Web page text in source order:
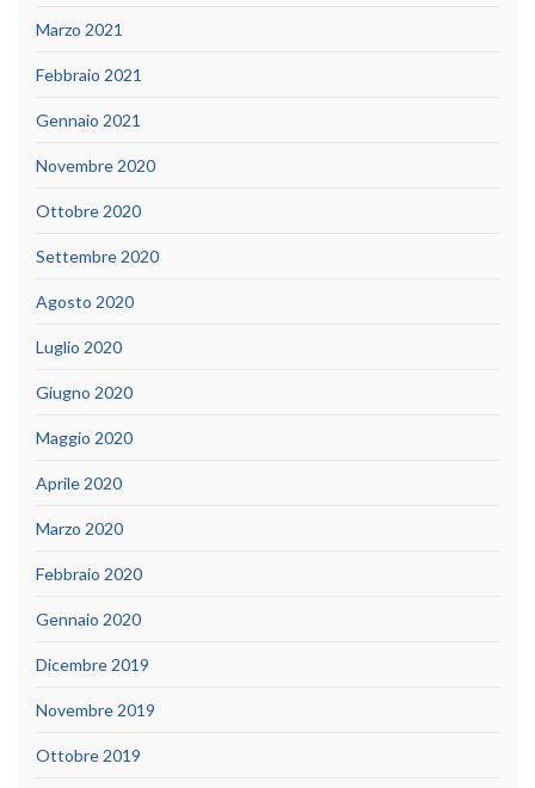
Marzo 2021
Febbraio 2021
Gennaio 2021
Novembre 2020
Ottobre 2020
Settembre 2020
Agosto 2020
Luglio 2020
Giugno 2020
Maggio 2020
Aprile 2020
Marzo 2020
Febbraio 2020
Gennaio 2020
Dicembre 2019
Novembre 2019
Ottobre 2019